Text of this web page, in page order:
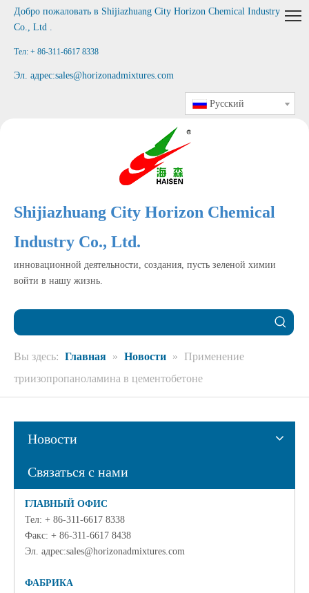
Добро пожаловать в Shijiazhuang City Horizon Chemical Industry
Co., Ltd .
Тел: + 86-311-6617 8338
Эл. адрес:sales@horizonadmixtures.com
Pусский
Shijiazhuang City Horizon Chemical
Industry Co., Ltd.
инновационной деятельности, создания, пусть зеленой химии
войти в нашу жизнь.
Вы здесь: Главная » Новости »
Применение
триизопропаноламина в цементобетоне
Новости
Связаться с нами
ГЛАВНЫЙ ОФИС
Тел: + 86-311-6617 8338
Факс: + 86-311-6617 8438
Эл. адрес:sales@horizonadmixtures.com
ФАБРИКА